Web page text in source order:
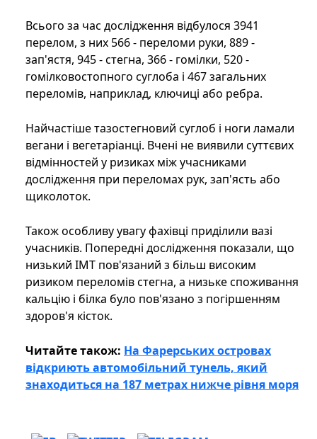
Всього за час дослідження відбулося 3941
перелом, з них 566 - переломи руки, 889 -
зап'ястя, 945 - стегна, 366 - гомілки, 520 -
гомілковостопного суглоба і 467 загальних
переломів, наприклад, ключиці або ребра.
Найчастіше тазостегновий суглоб і ноги ламали
вегани і вегетаріанці. Вчені не виявили суттєвих
відмінностей у ризиках між учасниками
дослідження при переломах рук, зап'ясть або
щиколоток.
Також особливу увагу фахівці приділили вазі
учасників. Попередні дослідження показали, що
низький ІМТ пов'язаний з більш високим
ризиком переломів стегна, а низьке споживання
кальцію і білка було пов'язано з погіршенням
здоров'я кісток.
Читайте також: На Фарерських островах
відкриють автомобільний тунель, який
знаходиться на 187 метрах нижче рівня моря